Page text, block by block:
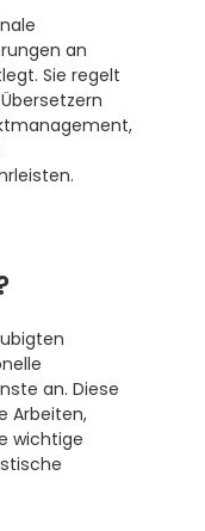
an
Sie regelt
an. Diese
Arbeiten,
wichtige